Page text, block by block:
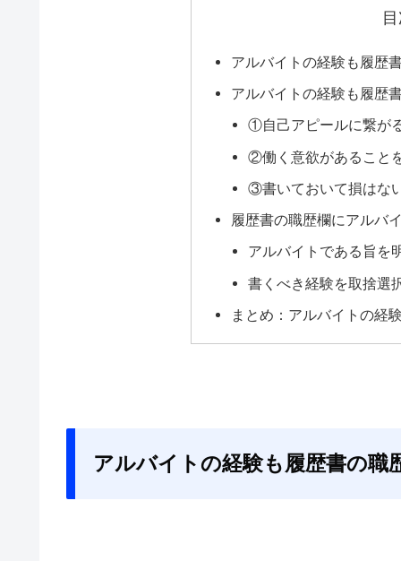
アルバイトの経験も履歴
アルバイトの経験も履歴
①自己アピールに繋が
②働く意欲があること
③書いておいて損はな
履歴書の職歴欄にアルバ
アルバイトである旨を
書くべき経験を取捨選
まとめ：アルバイトの経
アルバイトの経験も履歴書の職